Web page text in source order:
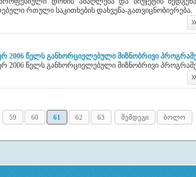
რთული საკითხების დახვეწა-გათვიცნობიერება.
2006 წელს განხორციელებული მიზნობრივი
2006 წელს განხორციელებული მიზნობრივი
59 60 61 62 63 შემდეგი ბოლო